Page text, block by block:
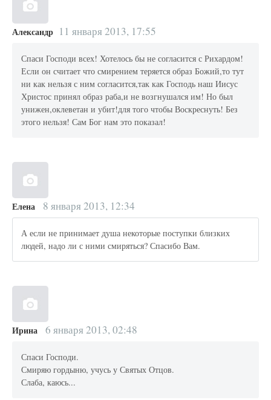
Александр 11 января 2013, 17:55
Спаси Господи всех! Хотелось бы не согласится с Рихардом!
Если он считает что смирением теряется образ Божий,то тут
ни как нельзя с ним согласится,так как Господь наш Иисус
Христос принял образ раба,и не возгнушался им! Но был
унижен,оклеветан и убит!для того чтобы Воскреснуть! Без
этого нельзя! Сам Бог нам это показал!
Елена 8 января 2013, 12:34
А если не принимает душа некоторые поступки близких
людей, надо ли с ними смиряться? Спасибо Вам.
Ирина 6 января 2013, 02:48
Спаси Господи.
Смиряю гордыню, учусь у Святых Отцов.
Слаба, каюсь...